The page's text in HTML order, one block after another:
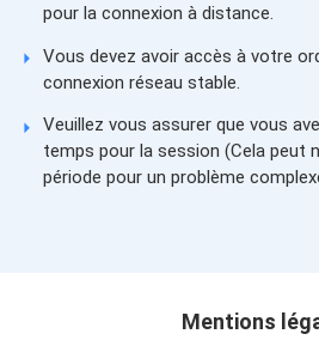
pour la connexion à distance.
Vous devez avoir accès à votre
connexion réseau stable.
Veuillez vous assurer que vous
temps pour la session (Cela peut
période pour un problème
Mentions